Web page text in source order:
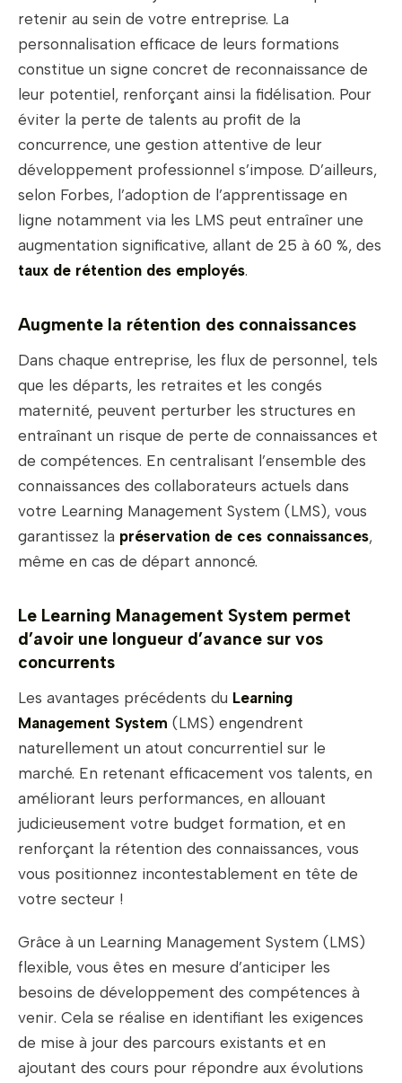
retenir au sein de votre entreprise. La
personnalisation efficace de leurs formations
constitue un signe concret de reconnaissance de
leur potentiel, renforçant ainsi la fidélisation. Pour
éviter la perte de talents au profit de la
concurrence, une gestion attentive de leur
développement professionnel s’impose. D’ailleurs,
selon Forbes, l’adoption de l’apprentissage en
ligne notamment via les LMS peut entraîner une
augmentation significative, allant de 25 à 60 %, des
taux de rétention des employés.
Augmente la rétention des connaissances
Dans chaque entreprise, les flux de personnel, tels
que les départs, les retraites et les congés
maternité, peuvent perturber les structures en
entraînant un risque de perte de connaissances et
de compétences. En centralisant l’ensemble des
connaissances des collaborateurs actuels dans
votre Learning Management System (LMS), vous
garantissez la préservation de ces connaissances,
même en cas de départ annoncé.
Le Learning Management System permet
d’avoir une longueur d’avance sur vos
concurrents
Les avantages précédents du Learning
Management System (LMS) engendrent
naturellement un atout concurrentiel sur le
marché. En retenant efficacement vos talents, en
améliorant leurs performances, en allouant
judicieusement votre budget formation, et en
renforçant la rétention des connaissances, vous
vous positionnez incontestablement en tête de
votre secteur !
Grâce à un Learning Management System (LMS)
flexible, vous êtes en mesure d’anticiper les
besoins de développement des compétences à
venir. Cela se réalise en identifiant les exigences
de mise à jour des parcours existants et en
ajoutant des cours pour répondre aux évolutions